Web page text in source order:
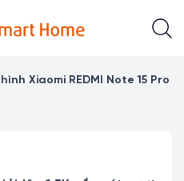
Xiaomi REDMI Note 15 Pro